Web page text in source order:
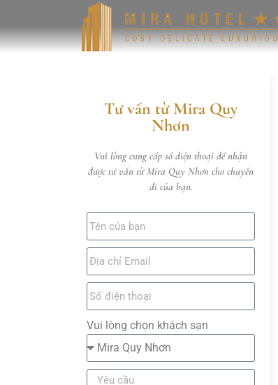
Tư vấn từ Mira Quy
Nhơn
Vui lòng cung cấp số điện thoại để nhận
được tư vấn từ Mira Quy Nhơn cho chuyến
đi của bạn.
Vui lòng chọn khách sạn